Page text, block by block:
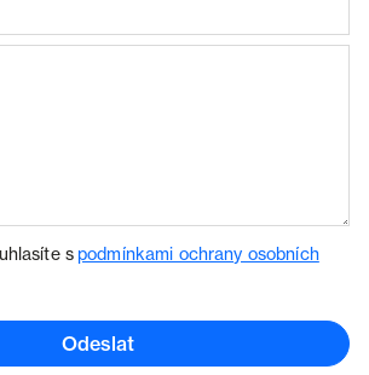
spodmínkami ochrany osobních
Odeslat